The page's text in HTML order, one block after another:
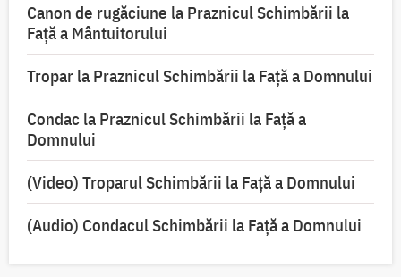
Canon de rugăciune la Praznicul Schimbării la
Față a Mântuitorului
Tropar la Praznicul Schimbării la Faţă a Domnului
Condac la Praznicul Schimbării la Faţă a
Domnului
(Video) Troparul Schimbării la Față a Domnului
(Audio) Condacul Schimbării la Față a Domnului